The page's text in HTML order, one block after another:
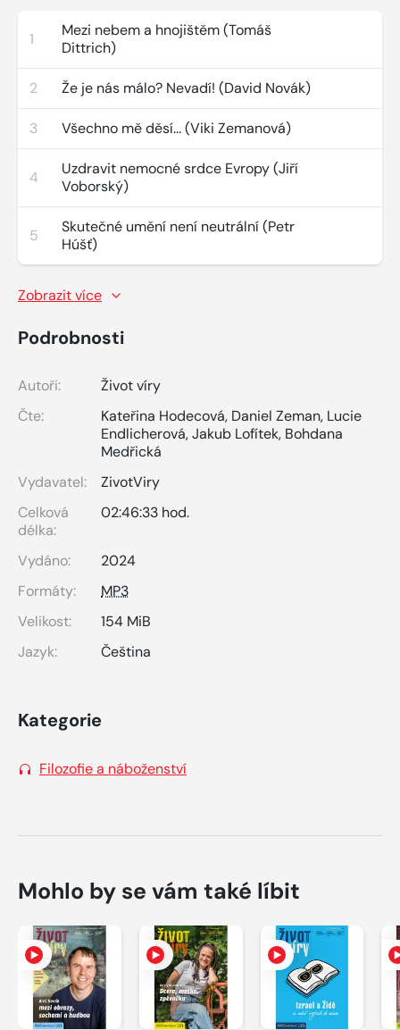
1
Mezi nebem a hnojištěm (Tomáš
Dittrich)
2 Že je nás málo? Nevadí! (David Novák)
3 Všechno mě děsí... (Viki Zemanová)
4
Uzdravit nemocné srdce Evropy (Jiří
Voborský)
5
Skutečné umění není neutrální (Petr
Húšť)
Zobrazit více
Podrobnosti
Autoři:
Život víry
Čte:
Kateřina Hodecová, Daniel Zeman, Lucie
Endlicherová,Jakub Lofítek, Bohdana
Medřická
Vydavatel:
ZivotViry
Celková
délka:
02:46:33 hod.
Vydáno:
2024
Formáty:
MP3
Velikost:
154 MiB
Jazyk:
Čeština
Kategorie
Filozofie a náboženství
Mohlo by se vám také líbit